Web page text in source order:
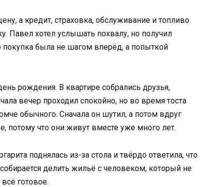
а кредит, страховка, обслуживание и топливо
Павел хотел услышать похвалу, но получил
была не шагом вперёд, а попыткой
рождения. В квартире собрались друзья,
вечер проходил спокойно, но во время тоста
обычного. Сначала он шутил, а потом вдруг
потому что они живут вместе уже много лет.
поднялась из-за стола и твёрдо ответила, что
делить жильё с человеком, который не
готовое.